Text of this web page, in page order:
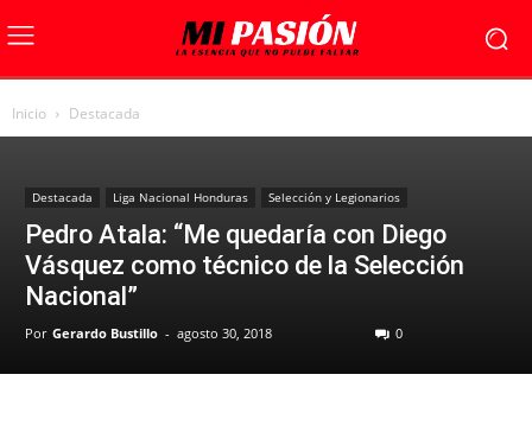
Inicio Destacada
Destacada Liga Nacional Honduras Selección y Legionarios
Pedro Atala: “Me quedaría con Diego
Vásquez como técnico de la Selección
Nacional”
Por Gerardo Bustillo - agosto 30, 2018 0